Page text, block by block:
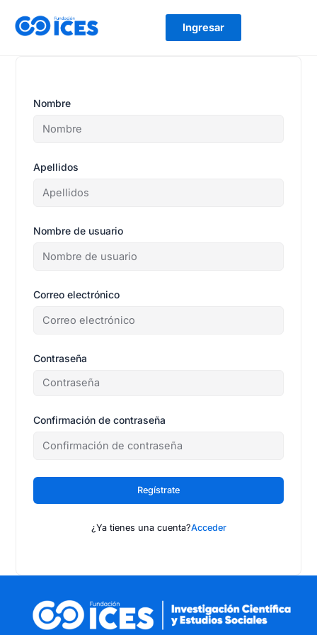
contenido
Ingresar
Nombre
Apellidos
Nombre de usuario
Correo electrónico
Contraseña
Confirmación de contraseña
Regístrate
¿Ya tienes una cuenta?Acceder